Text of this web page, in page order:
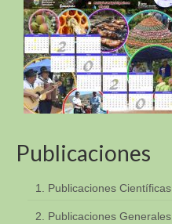
Publicaciones
1. Publicaciones Científicas
2. Publicaciones Generales